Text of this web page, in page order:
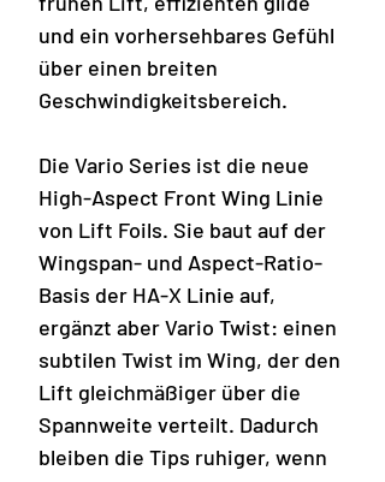
und ein vorhersehbares Gefühl
über einen breiten
Geschwindigkeitsbereich.
Die Vario Series ist die neue
High-Aspect Front Wing Linie
von Lift Foils. Sie baut auf der
Wingspan- und Aspect-Ratio-
Basis der HA-X Linie auf,
ergänzt aber Vario Twist: einen
subtilen Twist im Wing, der den
Lift gleichmäßiger über die
Spannweite verteilt. Dadurch
bleiben die Tips ruhiger, wenn